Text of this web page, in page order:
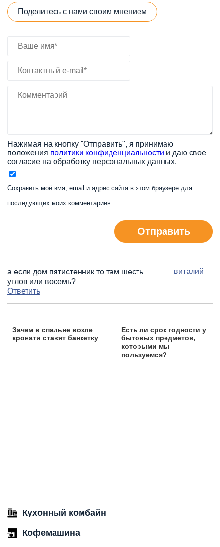
Поделитесь с нами своим мнением
Нажимая на кнопку "Отправить", я принимаю
положения политики конфиденциальности и даю свое
согласие на обработку персональных данных.
Сохранить моё имя, email и адрес сайта в этом браузере для
последующих моих комментариев.
Отправить
а если дом пятистенник то там шесть
углов или восемь?
виталий
Ответить
Зачем в спальне возле
кровати ставят банкетку
Есть ли срок годности у
бытовых предметов,
которыми мы
пользуемся?
Кухонный комбайн
Кофемашина